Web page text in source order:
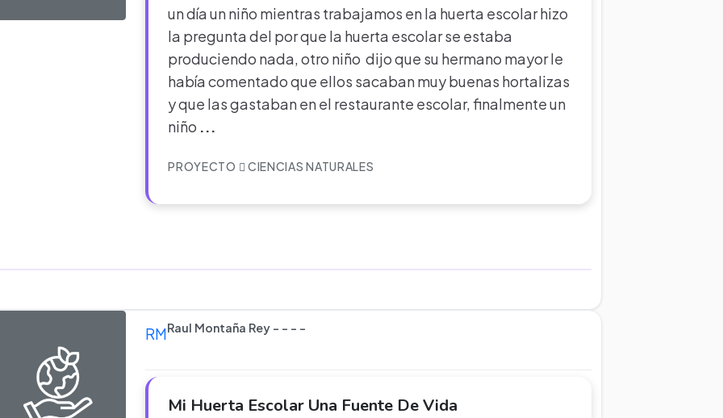
un día un niño mientras trabajamos en la huerta escolar hizo
la pregunta del por que la huerta escolar se estaba
produciendo nada, otro niño dijo que su hermano mayor le
había comentado que ellos sacaban muy buenas hortalizas
y que las gastaban en el restaurante escolar, finalmente un
niño ...
PROYECTO CIENCIAS NATURALES
RMRaul Montaña Rey - - - -
Mi Huerta Escolar Una Fuente De Vida